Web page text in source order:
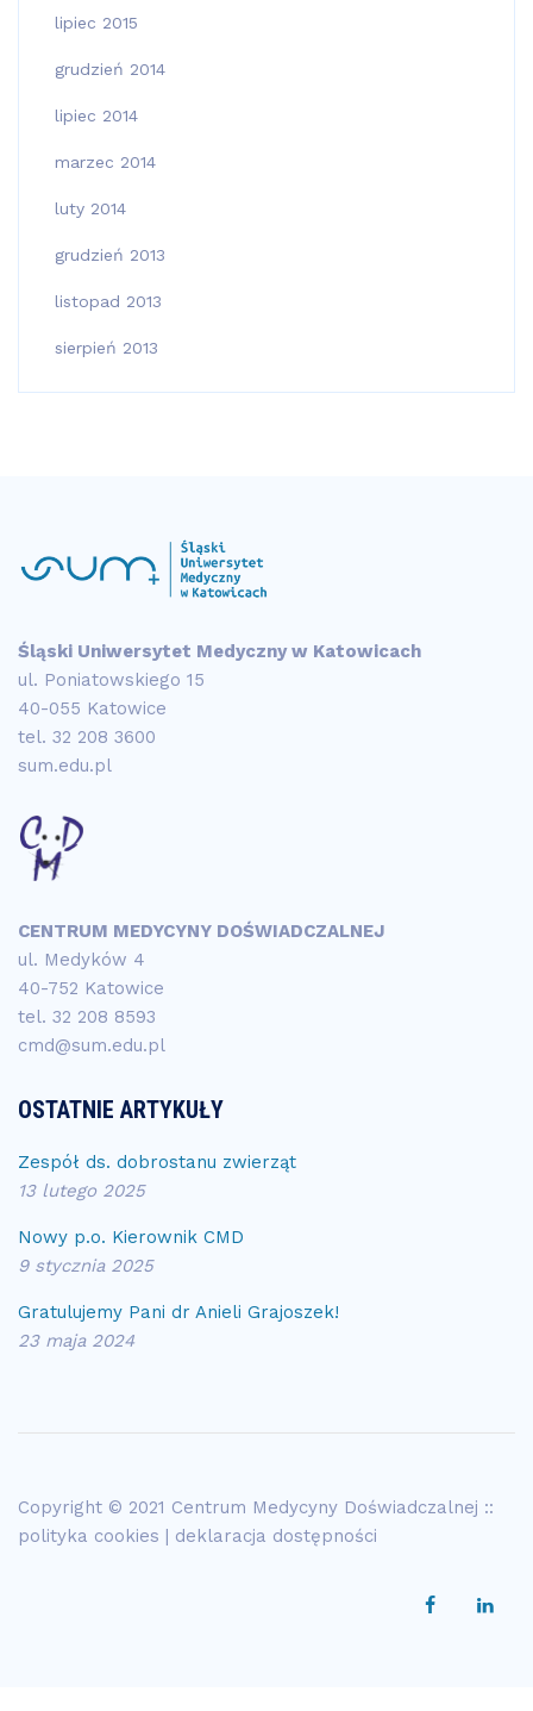
lipiec 2015
grudzień 2014
lipiec 2014
marzec 2014
luty 2014
grudzień 2013
listopad 2013
sierpień 2013
Śląski Uniwersytet Medyczny w Katowicach
ul. Poniatowskiego 15
40-055 Katowice
tel. 32 208 3600
sum.edu.pl
CENTRUM MEDYCYNY DOŚWIADCZALNEJ
ul. Medyków 4
40-752 Katowice
tel. 32 208 8593
cmd@sum.edu.pl
OSTATNIE ARTYKUŁY
Zespół ds. dobrostanu zwierząt
13 lutego 2025
Nowy p.o. Kierownik CMD
9 stycznia 2025
Gratulujemy Pani dr Anieli Grajoszek!
23 maja 2024
Copyright © 2021 Centrum Medycyny Doświadczalnej ::
polityka cookies | deklaracja dostępności